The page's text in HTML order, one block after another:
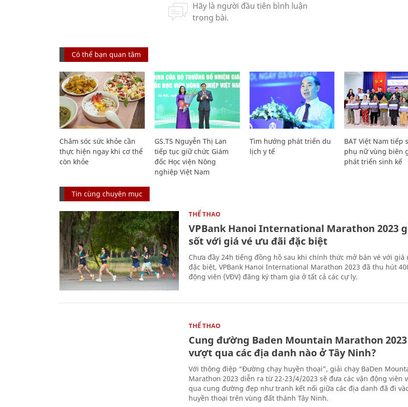
Có thể bạn quan tâm
Chăm sóc sức khỏe cần
thực hiện ngay khi cơ thể
còn khỏe
GS.TS Nguyễn Thị Lan
tiếp tục giữ chức Giám
đốc Học viện Nông
nghiệp Việt Nam
Tìm hướng phát triển du
lịch y tế
BAT Việt Nam tiếp
phụ nữ vùng biên
phát triển sinh kế
Tin cùng chuyên mục
THỂ THAO
VPBank Hanoi International Marathon 2023
sốt với giá vé ưu đãi đặc biệt
Chưa đầy 24h tiếng đồng hồ sau khi chính thức mở bán vé với giá
đặc biệt, VPBank Hanoi International Marathon 2023 đã thu hút
động viên (VĐV) đăng ký tham gia ở tất cả các cự ly.
THỂ THAO
Cung đường Baden Mountain Marathon 2023
vượt qua các địa danh nào ở Tây Ninh?
Với thông điệp “Đường chạy huyền thoại”, giải chạy BaDen
Marathon 2023 diễn ra từ 22-23/4/2023 sẽ đưa các vận động viên
qua cung đường đẹp như tranh kết nối giữa các địa danh đã đi
huyền thoại trên vùng đất thánh Tây Ninh.